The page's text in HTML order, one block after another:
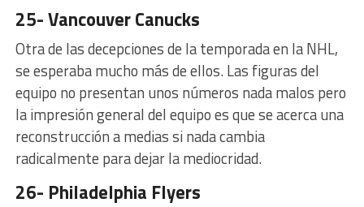
25- Vancouver Canucks
Otra de las decepciones de la temporada en la NHL,
se esperaba mucho más de ellos. Las figuras del
equipo no presentan unos números nada malos pero
la impresión general del equipo es que se acerca una
reconstrucción a medias si nada cambia
radicalmente para dejar la mediocridad.
26- Philadelphia Flyers